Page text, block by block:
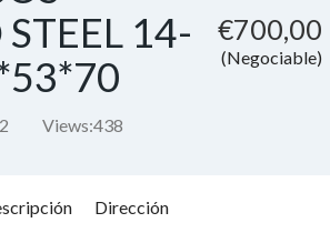
14-
Views:438
€700,00
(Negociable)
Dirección